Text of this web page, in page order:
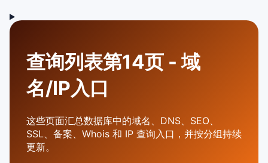
查询列表第14页 - 域
名/IP入口
这些页面汇总数据库中的域名、DNS、SEO、
SSL、备案、Whois 和 IP 查询入口，并按分组持续
更新。